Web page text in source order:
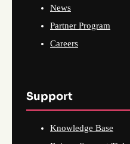
News
Partner Program
Careers
Support
Knowledge Base